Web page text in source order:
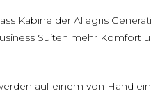
Kabine der Allegris
Suiten mehr Komfort
auf einem von Hand